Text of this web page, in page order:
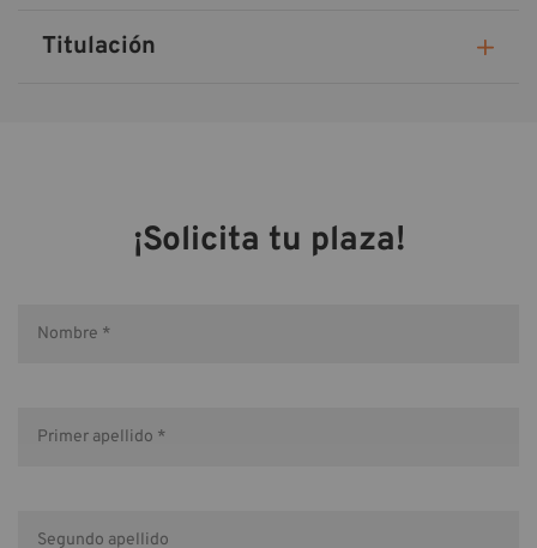
Titulación
¡Solicita tu plaza!